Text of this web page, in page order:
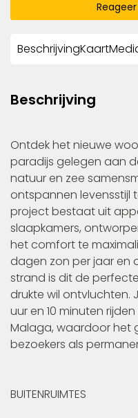
BeschrijvingKaart
Beschrijving
Ontdek het nieuwe
paradijs gelegen aan
natuur en zee
ontspannen levensstijl
project bestaat uit
slaapkamers,
het comfort te
dagen zon per jaar en
strand is dit de
drukte wil ontvluchten.
uur en 10 minuten
Malaga, waardoor het
bezoekers als
BUITENRUIMTES